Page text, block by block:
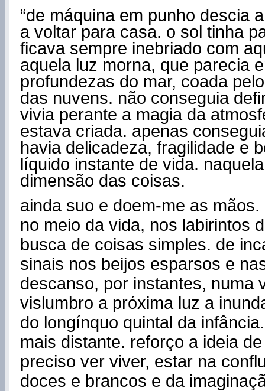
“de máquina em punho descia
a voltar para casa. o sol tinha
ficava sempre inebriado com
aquela luz morna, que parecia
profundezas do mar, coada
das nuvens. não conseguia
vivia perante a magia da
estava criada. apenas
havia delicadeza, fragilidade e
líquido instante de vida.
dimensão das coisas.
ainda suo e doem-me as
no meio da vida, nos labirintos
busca de coisas simples. de
sinais nos beijos esparsos e
descanso, por instantes, numa
vislumbro a próxima luz a
do longínquo quintal da
mais distante. reforço a ideia
preciso ver viver, estar na
doces e brancos e da